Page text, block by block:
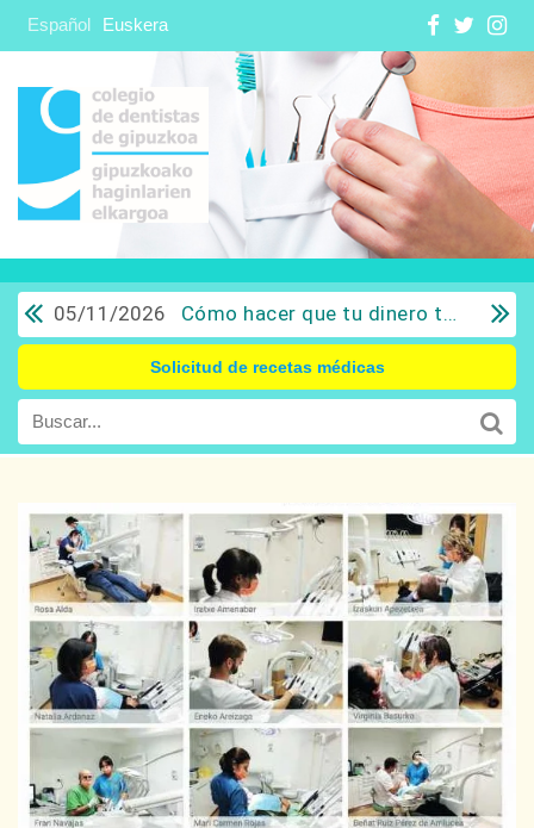
Español Euskera
05/11/2026 Cómo hacer que tu dinero trabaje para ti: Del ahorro a la inversión con sentido común.
Solicitud de recetas médicas